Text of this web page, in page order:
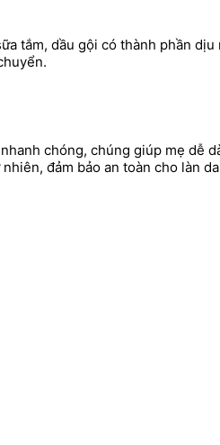
tắm, dầu gội có thành phần
chóng, chúng giúp mẹ dễ
đảm bảo an toàn cho làn